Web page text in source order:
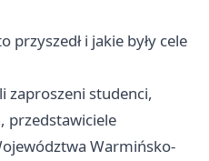
przyszedł i jakie były cele
zaproszeni studenci,
przedstawiciele
Warmińsko-